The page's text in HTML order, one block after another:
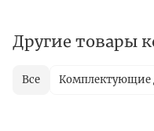
Другие товары
Все Комплектующие